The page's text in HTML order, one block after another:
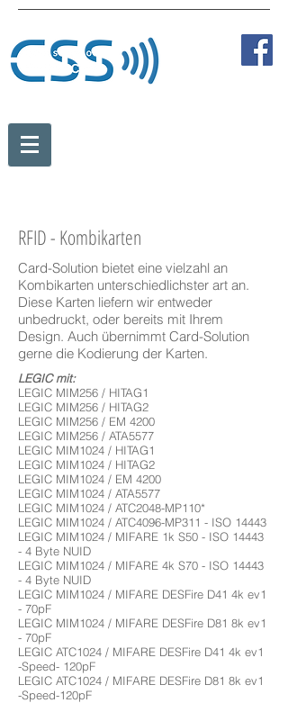
RFID - Kombikarten
Card-Solution bietet eine vielzahl an
Kombikarten unterschiedlichster art an.
Diese Karten liefern wir entweder
unbedruckt, oder bereits mit Ihrem
Design. Auch übernimmt Card-Solution
gerne die Kodierung der Karten.
LEGIC mit:
LEGIC MIM256 / HITAG1
LEGIC MIM256 / HITAG2
LEGIC MIM256 / EM 4200
LEGIC MIM256 / ATA5577
LEGIC MIM1024 / HITAG1
LEGIC MIM1024 / HITAG2
LEGIC MIM1024 / EM 4200
LEGIC MIM1024 / ATA5577
LEGIC MIM1024 / ATC2048-MP110*
LEGIC MIM1024 / ATC4096-MP311 - ISO 14443
LEGIC MIM1024 / MIFARE 1k S50 - ISO 14443
- 4 Byte NUID
LEGIC MIM1024 / MIFARE 4k S70 - ISO 14443
- 4 Byte NUID
LEGIC MIM1024 / MIFARE DESFire D41 4k ev1
- 70pF
LEGIC MIM1024 / MIFARE DESFire D81 8k ev1
- 70pF
LEGIC ATC1024 / MIFARE DESFire D41 4k ev1
-Speed- 120pF
LEGIC ATC1024 / MIFARE DESFire D81 8k ev1
-Speed-120pF